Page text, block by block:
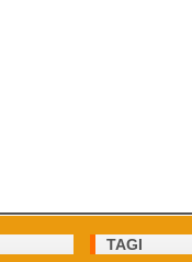
TAGI